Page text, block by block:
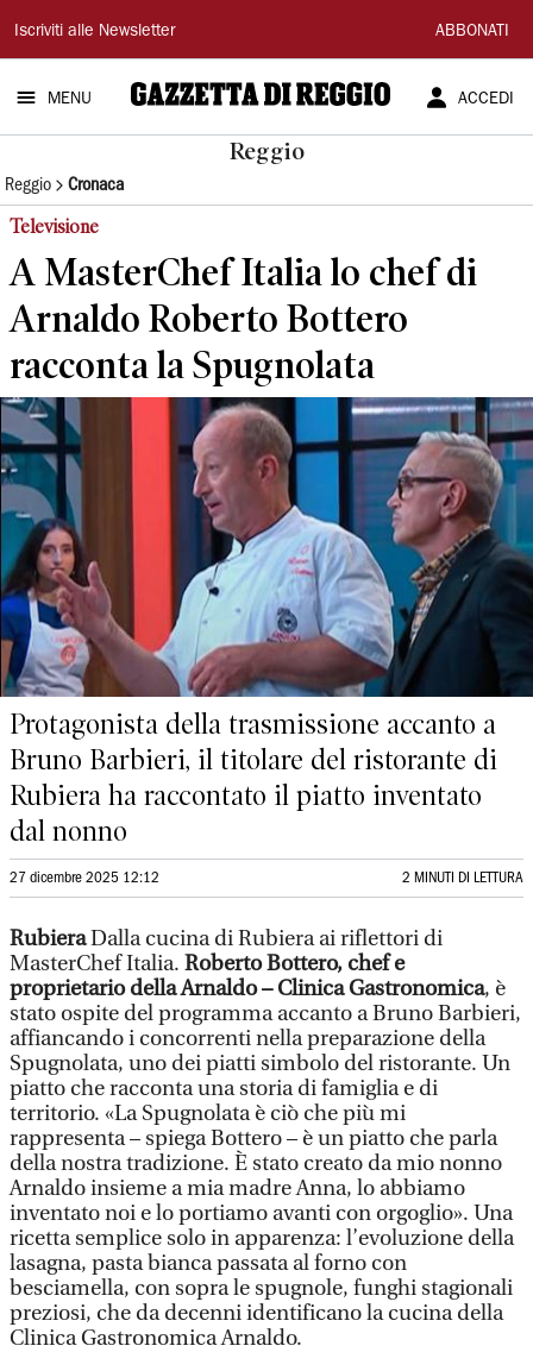
Gazzetta
di
Reggio
Iscriviti alle Newsletter ABBONATI
MENU ACCEDI
Reggio
Reggio Cronaca
Televisione
A MasterChef Italia lo chef di
Arnaldo Roberto Bottero
racconta la Spugnolata
Protagonista della trasmissione accanto a
Bruno Barbieri, il titolare del ristorante di
Rubiera ha raccontato il piatto inventato
dal nonno
27 dicembre 2025 12:12 2 MINUTI DI LETTURA
RubieraDalla cucina di Rubiera ai riflettori di
MasterChef Italia. Roberto Bottero, chef e
proprietario della Arnaldo – Clinica Gastronomica, è
stato ospite del programma accanto a Bruno Barbieri,
affiancando i concorrenti nella preparazione della
Spugnolata, uno dei piatti simbolo del ristorante. Un
piatto che racconta una storia di famiglia e di
territorio. «La Spugnolata è ciò che più mi
rappresenta – spiega Bottero – è un piatto che parla
della nostra tradizione. È stato creato da mio nonno
Arnaldo insieme a mia madre Anna, lo abbiamo
inventato noi e lo portiamo avanti con orgoglio». Una
ricetta semplice solo in apparenza: l’evoluzione della
lasagna, pasta bianca passata al forno con
besciamella, con sopra le spugnole, funghi stagionali
preziosi, che da decenni identificano la cucina della
Clinica Gastronomica Arnaldo.